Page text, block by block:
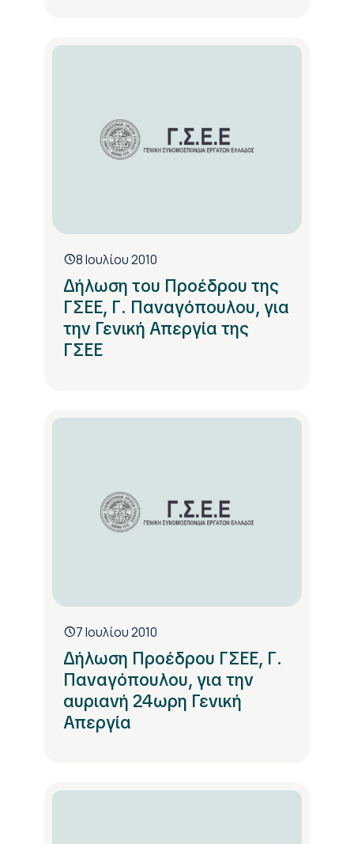
8 Ιουλίου 2010
Δήλωση του Προέδρου της
ΓΣΕΕ, Γ. Παναγόπουλου, για
την Γενική Απεργία της
ΓΣΕΕ
7 Ιουλίου 2010
Δήλωση Προέδρου ΓΣΕΕ, Γ.
Παναγόπουλου, για την
αυριανή 24ωρη Γενική
Απεργία